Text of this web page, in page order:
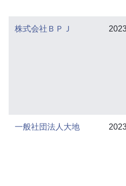
株式会社ＢＰＪ
一般社団法人大地